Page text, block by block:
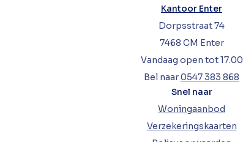
Kantoor Enter
Dorpsstraat 74
7468 CM Enter
Vandaag open tot 17.00
Bel naar0547 383 868
Snel naar
Woningaanbod
Verzekeringskaarten